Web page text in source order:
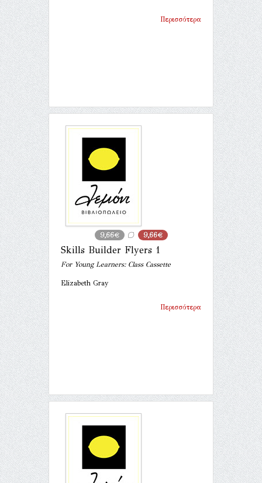
Περισσότερα
9,66€ 9,66€
Skills Builder Flyers 1
For Young Learners: Class Cassette
Elizabeth Gray
Περισσότερα